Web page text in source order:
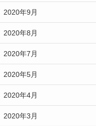
2020年9月
2020年8月
2020年7月
2020年5月
2020年4月
2020年3月